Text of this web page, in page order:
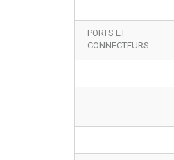
PORTS ET
CONNECTEURS